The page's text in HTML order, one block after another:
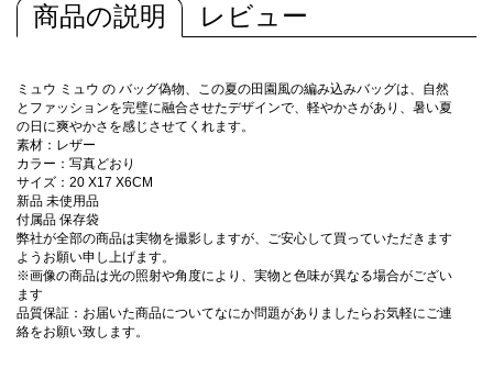
商品の説明 レビュー
ミュウ ミュウ の バッグ偽物、この夏の田園風の編み込みバッグは、自然
とファッションを完璧に融合させたデザインで、軽やかさがあり、暑い夏
の日に爽やかさを感じさせてくれます。
素材：レザー
カラー：写真どおり
サイズ：20 X17 X6CM
新品 未使用品
付属品 保存袋
弊社が全部の商品は実物を撮影しますが、ご安心して買っていただきます
ようお願い申し上げます。
※画像の商品は光の照射や角度により、実物と色味が異なる場合がござい
ます
品質保証：お届いた商品についてなにか問題がありましたらお気軽にご連
絡をお願い致します。